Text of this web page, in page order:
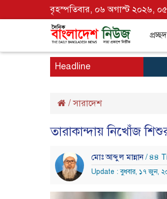
বৃহস্পতিবার, ০৬ অগাস্ট ২০২৬,
প্রচ্ছদ
Headline
/সারাদেশ
তারাকান্দায় নিখোঁজ
মোঃ আব্দুল মান্নান/ ৪৪
Update : বুধবার, ১৭ জুন,